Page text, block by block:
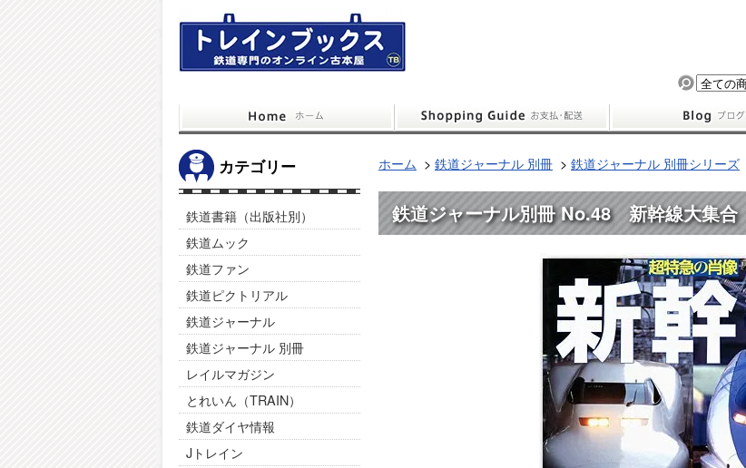
カテゴリー
鉄道書籍（出版社別）
鉄道ムック
鉄道ファン
鉄道ピクトリアル
鉄道ジャーナル
鉄道ジャーナル 別冊
レイルマガジン
とれいん（TRAIN）
鉄道ダイヤ情報
Jトレイン
ホーム > 鉄道ジャーナル 別冊 > 鉄道ジャーナル 別冊シリーズ
鉄道ジャーナル別冊 No.48 新幹線大集合